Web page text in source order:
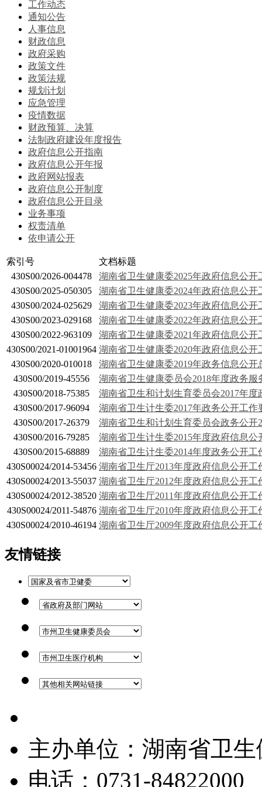
工作动态
通知公告
人事信息
财政信息
政府采购
政策文件
政策法规
规划计划
应急管理
疫情数据
财政预算、决算
法制政府建设年度报告
政府信息公开指南
政府信息公开年报
政府网站报表
政府信息公开制度
政府信息公开目录
业务事项
权责清单
依申请公开
索引号
文档标题
430S00/2026-004478
湖南省卫生健康委2025年政府信息公开
430S00/2025-050305
湖南省卫生健康委2024年政府信息公开
430S00/2024-025629
湖南省卫生健康委2023年政府信息公开
430S00/2023-029168
湖南省卫生健康委2022年政府信息公开
430S00/2022-963109
湖南省卫生健康委2021年政府信息公开
430S00/2021-01001964 湖南省卫生健康委2020年政府信息公开
430S00/2020-010018
湖南省卫生健康委2019年政务信息公开
430S00/2019-45556
湖南省卫生健康委员会2018年度政务
430S00/2018-75385
湖南省卫生和计划生育委员会2017年度
430S00/2017-96094
湖南省卫生计生委2017年政务公开工作
430S00/2017-26379
湖南省卫生和计划生育委员会政务公开
430S00/2016-79285
湖南省卫生计生委2015年度政府信息公
430S00/2015-68889
湖南省卫生计生委2014年度政务公开工
430S00024/2014-53456 湖南省卫生厅2013年度政府信息公开工
430S00024/2013-55037 湖南省卫生厅2012年度政府信息公开工
430S00024/2012-38520 湖南省卫生厅2011年度政府信息公开工
430S00024/2011-54876 湖南省卫生厅2010年度政府信息公开工
430S00024/2010-46194 湖南省卫生厅2009年度政府信息公开工
友情链接
主办单位：湖南省卫
电话：0731-84822000